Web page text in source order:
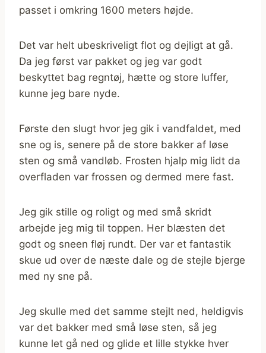
passet i omkring 1600 meters højde.
Det var helt ubeskriveligt flot og dejligt at gå.
Da jeg først var pakket og jeg var godt
beskyttet bag regntøj, hætte og store luffer,
kunne jeg bare nyde.
Første den slugt hvor jeg gik i vandfaldet, med
sne og is, senere på de store bakker af løse
sten og små vandløb. Frosten hjalp mig lidt da
overfladen var frossen og dermed mere fast.
Jeg gik stille og roligt og med små skridt
arbejde jeg mig til toppen. Her blæsten det
godt og sneen fløj rundt. Der var et fantastik
skue ud over de næste dale og de stejle bjerge
med ny sne på.
Jeg skulle med det samme stejlt ned, heldigvis
var det bakker med små løse sten, så jeg
kunne let gå ned og glide et lille stykke hver